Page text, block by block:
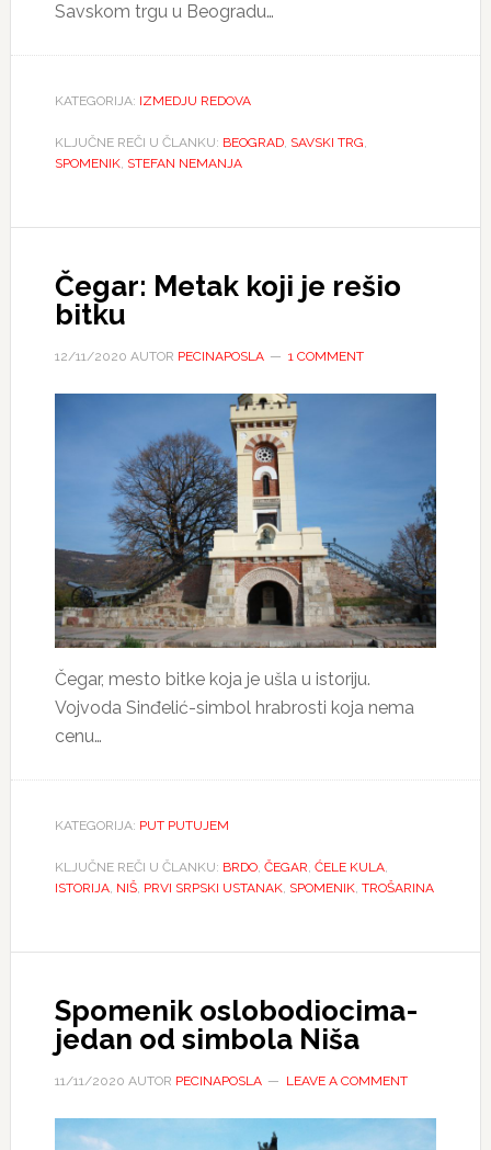
Savskom trgu u Beogradu…
KATEGORIJA: IZMEDJU REDOVA
KLJUČNE REČI U ČLANKU: BEOGRAD, SAVSKI TRG,
SPOMENIK, STEFAN NEMANJA
Čegar: Metak koji je rešio
bitku
12/11/2020 AUTOR PECINAPOSLA 1 COMMENT
Čegar, mesto bitke koja je ušla u istoriju.
Vojvoda Sinđelić-simbol hrabrosti koja nema
cenu…
KATEGORIJA: PUT PUTUJEM
KLJUČNE REČI U ČLANKU: BRDO, ČEGAR, ĆELE KULA,
ISTORIJA, NIŠ, PRVI SRPSKI USTANAK, SPOMENIK, TROŠARINA
Spomenik oslobodiocima-
jedan od simbola Niša
11/11/2020 AUTOR PECINAPOSLA LEAVE A COMMENT